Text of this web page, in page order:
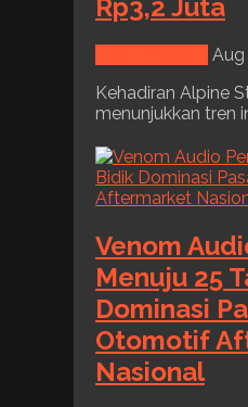
Rp3,2 Juta
Aug
Kehadiran Alpine
menunjukkan tren
Venom
Menuju 25
Dominasi
Otomotif
Nasional